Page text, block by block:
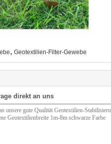
, Geotextilien-Filter-Gewebe
direkt an uns